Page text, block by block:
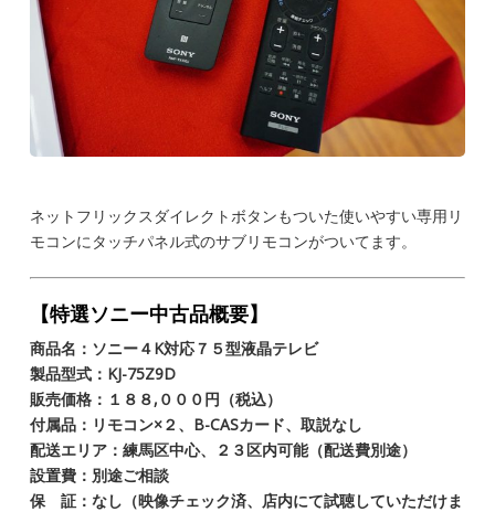
ネットフリックスダイレクトボタンもついた使いやすい専用リ
モコンにタッチパネル式のサブリモコンがついてます。
【特選ソニー中古品概要】
商品名：ソニー４K対応７５型液晶テレビ
製品型式：KJ-75Z9D
販売価格：１８８,０００円（税込）
付属品：リモコン×２、B-CASカード、取説なし
配送エリア：練馬区中心、２３区内可能（配送費別途）
設置費：別途ご相談
保 証：なし（映像チェック済、店内にて試聴していただけま